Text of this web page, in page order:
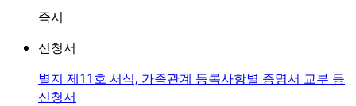
즉시
신청서
별지 제11호 서식, 가족관계 등록사항별 증명서 교부 등
신청서